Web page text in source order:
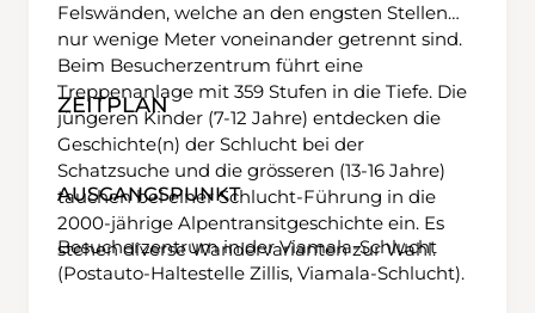
Felswänden, welche an den engsten Stellen
nur wenige Meter voneinander getrennt sind.
Beim Besucherzentrum führt eine
Treppenanlage mit 359 Stufen in die Tiefe. Die
jüngeren Kinder (7-12 Jahre) entdecken die
Geschichte(n) der Schlucht bei der
Schatzsuche und die grösseren (13-16 Jahre)
tauchen bei einer Schlucht-Führung in die
2000-jährige Alpentransitgeschichte ein. Es
stehen diverse Wandervarianten zur Wahl.
ZEITPLAN
AUSGANGSPUNKT
Besucherzentrum in der Viamala-Schlucht
(Postauto-Haltestelle Zillis, Viamala-Schlucht).